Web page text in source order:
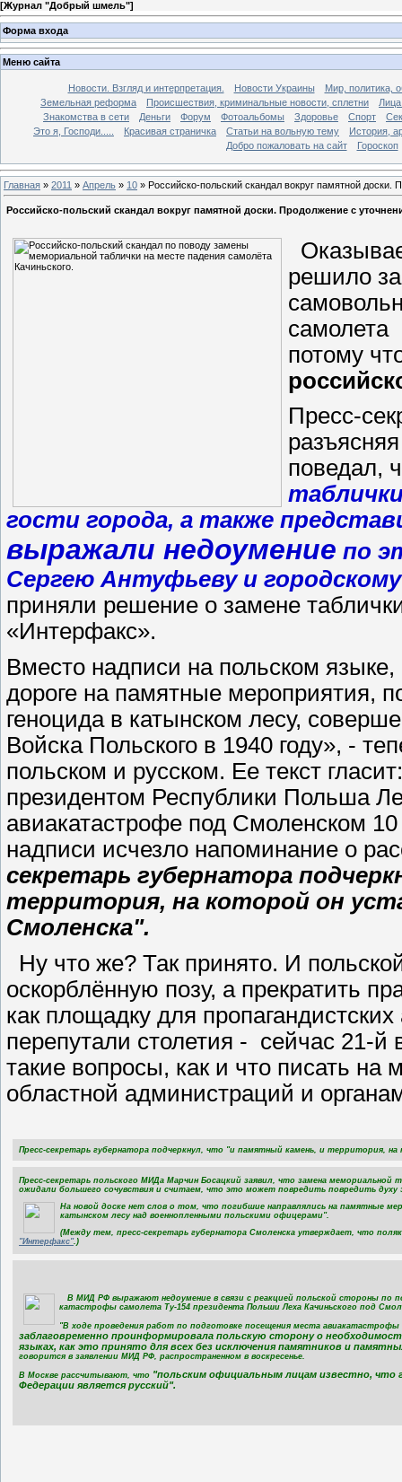
[Журнал "Добрый шмель"]
Форма входа
Меню сайта
Новости. Взгляд и интерпретация. Новости Украины
Мир, политика,
Земельная реформа
Происшествия, криминальные новости, сплетни
Лица
Знакомства в сети
Деньги Форум Фотоальбомы Здоровье Спорт
Это я, Господи.....
Красивая страничка Статьи на вольную тему
История,
Добро пожаловать на сайт
Гороскоп
Главная » 2011 » Апрель » 10 » Российско-польский скандал вокруг памятной доски.
Российско-польский скандал вокруг памятной доски. Продолжение с
решило
самолета
потому
Пресс-
поведал,
гости города, а также
выражали недоумение по
Сергею Антуфьеву и
приняли решение о замене
«Интерфакс».
Вместо надписи на польском языке,
дороге на памятные мероприятия,
геноцида в катынском лесу,
Войска Польского в 1940 году», -
польском и русском. Ее текст
президентом Республики Польша
авиакатастрофе под Смоленском
надписи исчезло напоминание о
секретарь губернатора
территория, на которой он
Смоленска".
Ну что же? Так принято. И
оскорблённую позу, а прекратить
как площадку для
перепутали столетия - сейчас 21-
такие вопросы, как и что писать
областной администраций и
Пресс-секретарь губернатора подчеркнул, что "и памятный камень, и территория,
Пресс-секретарь польского МИДа Марчин Босацкий заявил, что замена мемориальной
ожидали большего сочувствия и считаем, что это может повредить повредить духу
На новой доске нет слов о том, что погибшие направлялись на памятные
катынском лесу над военнопленными польскими офицерами".
(Между тем, пресс-секретарь губернатора Смоленска утверждает, что
"Интерфакс".)
В МИД РФ выражают недоумение в связи с реакцией польской стороны по
катастрофы самолета Ту-154 президента Польши Леха Качиньского под
"В ходе проведения работ по подготовке посещения места авиакатастрофы
заблаговременно проинформировала польскую сторону о
языках, как это принято для всех без исключения памятников и
говорится в заявлении МИД РФ, распространенном в воскресенье.
В Москве рассчитывают, что "польским официальным лицам известно, что
Федерации является русский".